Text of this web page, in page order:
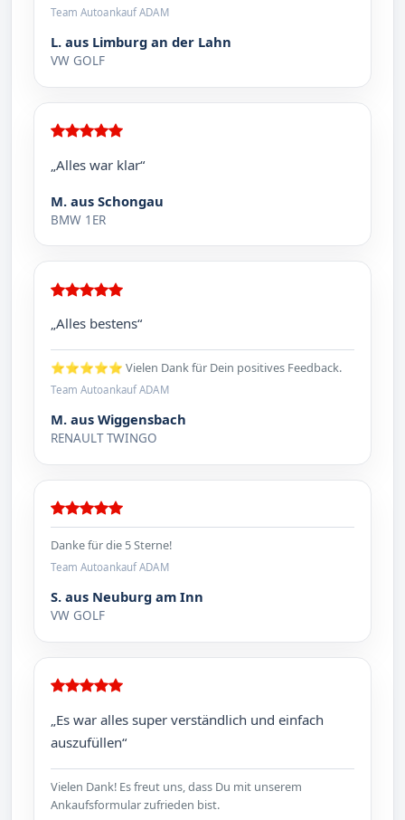
Team Autoankauf ADAM
L. aus Limburg an der Lahn
VW GOLF
„Alles war klar“
M. aus Schongau
BMW 1ER
„Alles bestens“
⭐⭐⭐⭐⭐ Vielen Dank für Dein positives Feedback.
Team Autoankauf ADAM
M. aus Wiggensbach
RENAULT TWINGO
Danke für die 5 Sterne!
Team Autoankauf ADAM
S. aus Neuburg am Inn
VW GOLF
„Es war alles super verständlich und einfach
auszufüllen“
Vielen Dank! Es freut uns, dass Du mit unserem
Ankaufsformular zufrieden bist.